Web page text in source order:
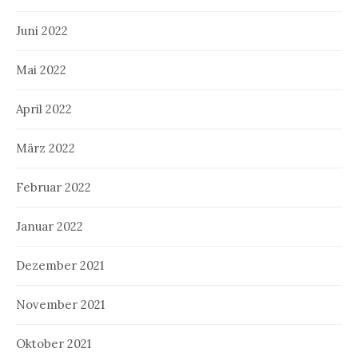
Juni 2022
Mai 2022
April 2022
März 2022
Februar 2022
Januar 2022
Dezember 2021
November 2021
Oktober 2021